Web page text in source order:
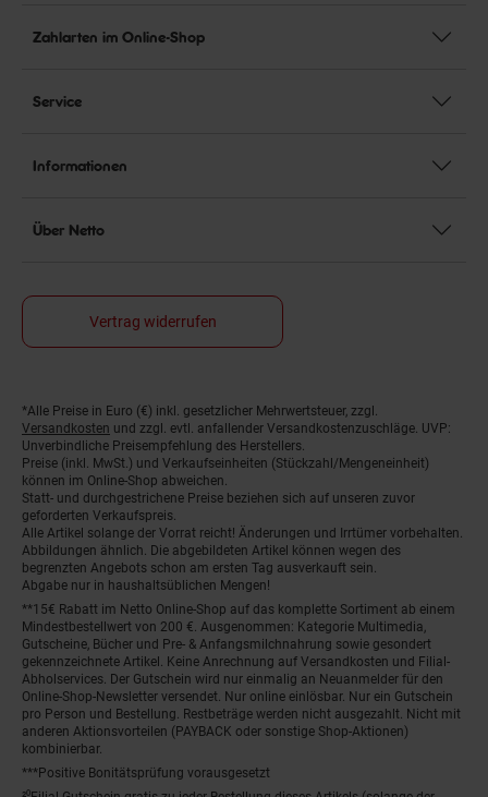
Zahlarten im Online-Shop
Service
Informationen
Über Netto
Vertrag widerrufen
Fußnoten
*Alle Preise in Euro (€) inkl. gesetzlicher Mehrwertsteuer, zzgl.
Versandkosten und zzgl. evtl. anfallender Versandkostenzuschläge. UVP:
Unverbindliche Preisempfehlung des Herstellers.
Preise (inkl. MwSt.) und Verkaufseinheiten (Stückzahl/Mengeneinheit)
können im Online-Shop abweichen.
Statt- und durchgestrichene Preise beziehen sich auf unseren zuvor
geforderten Verkaufspreis.
Alle Artikel solange der Vorrat reicht! Änderungen und Irrtümer vorbehalten.
Abbildungen ähnlich. Die abgebildeten Artikel können wegen des
begrenzten Angebots schon am ersten Tag ausverkauft sein.
Abgabe nur in haushaltsüblichen Mengen!
**15€ Rabatt im Netto Online-Shop auf das komplette Sortiment ab einem
Mindestbestellwert von 200 €. Ausgenommen: Kategorie Multimedia,
Gutscheine, Bücher und Pre- & Anfangsmilchnahrung sowie gesondert
gekennzeichnete Artikel. Keine Anrechnung auf Versandkosten und Filial-
Abholservices. Der Gutschein wird nur einmalig an Neuanmelder für den
Online-Shop-Newsletter versendet. Nur online einlösbar. Nur ein Gutschein
pro Person und Bestellung. Restbeträge werden nicht ausgezahlt. Nicht mit
anderen Aktionsvorteilen (PAYBACK oder sonstige Shop-Aktionen)
kombinierbar.
***Positive Bonitätsprüfung vorausgesetzt